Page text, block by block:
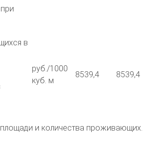
в
руб./1000
куб. м
8539,4 8539,4
площади и количества проживающих.